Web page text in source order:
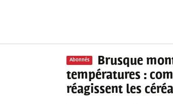
Abonnés
Brusque
températures :
réagissent les